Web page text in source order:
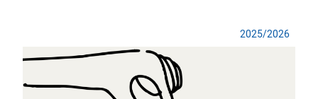
2025/2026